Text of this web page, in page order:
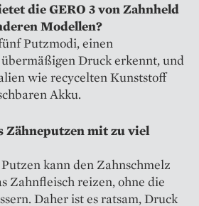
die GERO 3 von Zahnheld
Modellen?
Putzmodi, einen
Druck erkennt, und
wie recycelten Kunststoff
Akku.
Zähneputzen mit zu viel
kann den Zahnschmelz
Zahnfleisch reizen, ohne die
Daher ist es ratsam, Druck